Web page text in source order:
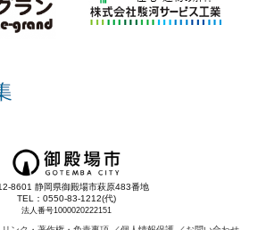
8601 静岡県御殿場市萩原483番地
TEL：0550-83-1212(代)
法人番号1000020222151